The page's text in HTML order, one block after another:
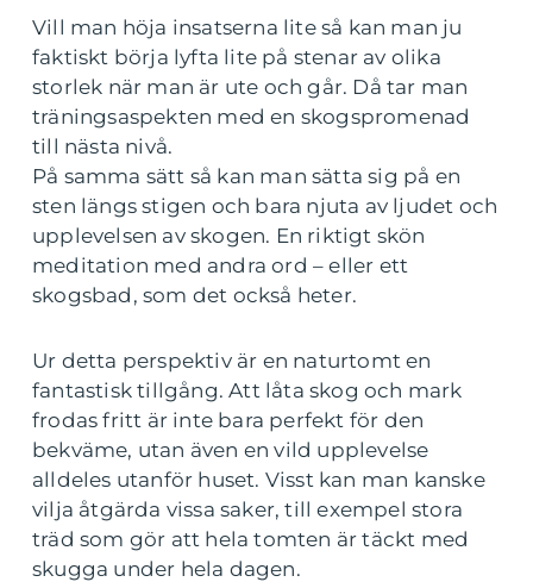
Vill man höja insatserna lite så kan man ju
faktiskt börja lyfta lite på stenar av olika
storlek när man är ute och går. Då tar man
träningsaspekten med en skogspromenad
till nästa nivå.
På samma sätt så kan man sätta sig på en
sten längs stigen och bara njuta av ljudet och
upplevelsen av skogen. En riktigt skön
meditation med andra ord – eller ett
skogsbad, som det också heter.
Ur detta perspektiv är en naturtomt en
fantastisk tillgång. Att låta skog och mark
frodas fritt är inte bara perfekt för den
bekväme, utan även en vild upplevelse
alldeles utanför huset. Visst kan man kanske
vilja åtgärda vissa saker, till exempel stora
träd som gör att hela tomten är täckt med
skugga under hela dagen.